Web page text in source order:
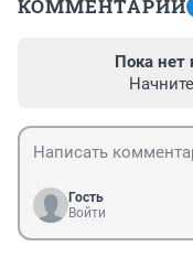
КОММЕНТАРИИ
Пока нет
Гость
Войти